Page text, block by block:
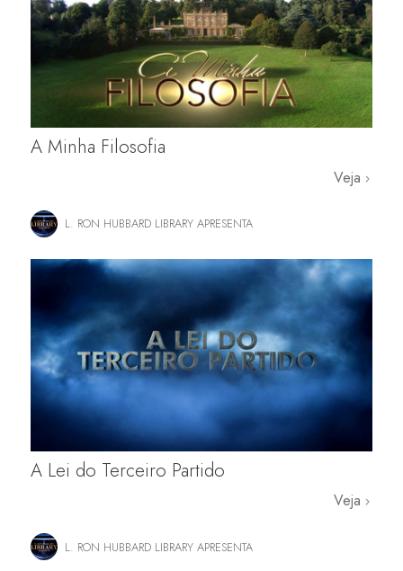
A Minha Filosofia
Veja
L. RON HUBBARD LIBRARY APRESENTA
A Lei do Terceiro Partido
Veja
L. RON HUBBARD LIBRARY APRESENTA